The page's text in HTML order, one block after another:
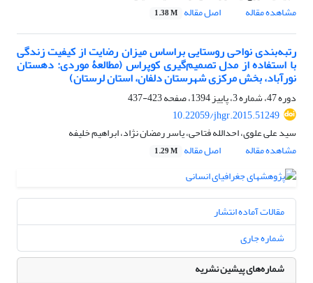
مشاهده مقاله
اصل مقاله 1.38 M
رتبه‌بندی نواحی روستایی براساس میزان رضایت از کیفیت زندگی
با استفاده از مدل تصمیم‌گیری کوپراس (مطالعۀ موردی: دهستان
نورآباد، بخش مرکزی شهرستان دلفان، استان لرستان)
دوره 47، شماره 3، پاییز 1394، صفحه
423-437
10.22059/jhgr.2015.51249
سید علی علوی، احدالله فتاحی، یاسر رمضان نژاد، ابراهیم خلیفه
مشاهده مقاله
اصل مقاله 1.29 M
مقالات آماده انتشار
شماره جاری
شماره‌های پیشین نشریه